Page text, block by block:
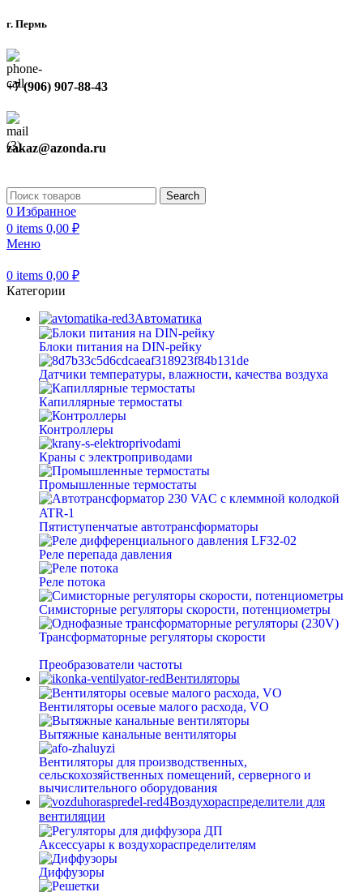
г. Пермь
+7 (906) 907-88-43
zakaz@azonda.ru
Search
0 Избранное
0 items 0,00 ₽
Меню
0 items 0,00 ₽
Категории
Автоматика
Блоки питания на DIN-рейку
Датчики температуры, влажности, качества воздуха
Капиллярные термостаты
Контроллеры
Краны с электроприводами
Промышленные термостаты
Пятиступенчатые автотрансформаторы
Реле перепада давления
Реле потока
Симисторные регуляторы скорости, потенциометры
Трансформаторные регуляторы скорости
Преобразователи частоты
Вентиляторы
Вентиляторы осевые малого расхода, VO
Вытяжные канальные вентиляторы
Вентиляторы для производственных,
сельскохозяйственных помещений, серверного и
вычислительного оборудования
Воздухораспределители для
вентиляции
Аксессуары к воздухораспределителям
Диффузоры